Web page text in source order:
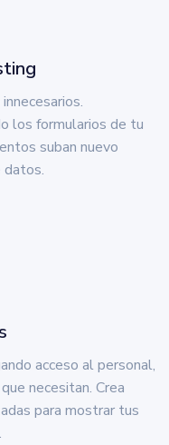
los formularios de tu
suban nuevo
acceso al personal,
necesitan. Crea
para mostrar tus